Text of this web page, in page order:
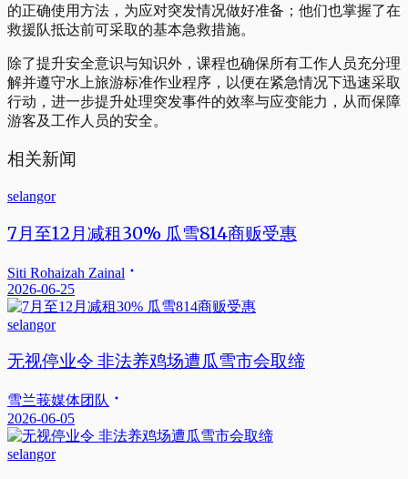
的正确使用方法，为应对突发情况做好准备；他们也掌握了在
救援队抵达前可采取的基本急救措施。
除了提升安全意识与知识外，课程也确保所有工作人员充分理
解并遵守水上旅游标准作业程序，以便在紧急情况下迅速采取
行动，进一步提升处理突发事件的效率与应变能力，从而保障
游客及工作人员的安全。
相关新闻
selangor
7月至12月减租30% 瓜雪814商贩受惠
Siti Rohaizah Zainal
2026-06-25
selangor
无视停业令 非法养鸡场遭瓜雪市会取缔
雪兰莪媒体团队
2026-06-05
selangor